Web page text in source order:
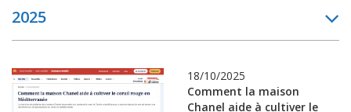
2025
18/10/2025
Comment la maison
Chanel aide à cultiver le